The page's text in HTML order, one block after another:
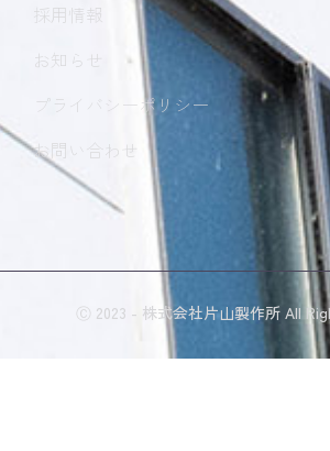
採用情報
お知らせ
プライバシーポリシー
お問い合わせ
Ⓒ 2023 - 株式会社片山製作所 All